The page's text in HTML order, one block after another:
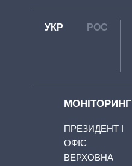
УКР РОС
МОНІТОРИНГ
ПРЕЗИДЕНТ І
ОФІС
ВЕРХОВНА